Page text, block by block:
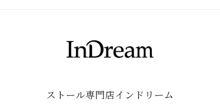
ストール専門店インドリーム